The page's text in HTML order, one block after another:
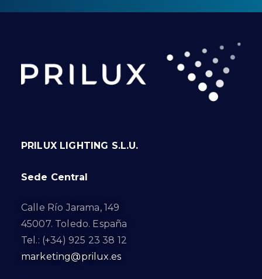
PRILUX LIGHTING S.L.U.
Sede Central
Calle Río Jarama, 149
45007. Toledo. España
Tel.: (+34) 925 23 38 12
marketing@prilux.es